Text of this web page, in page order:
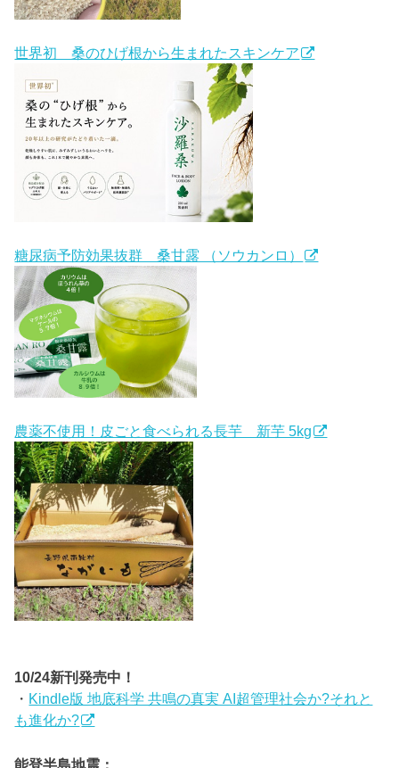
世界初 桑のひげ根から生まれたスキンケア
糖尿病予防効果抜群 桑甘露 （ソウカンロ）
農薬不使用！皮ごと食べられる長芋 新芋 5kg
10/24新刊発売中！
・ Kindle版 地底科学 共鳴の真実 AI超管理社会か?それと
も進化か?
能登半島地震：